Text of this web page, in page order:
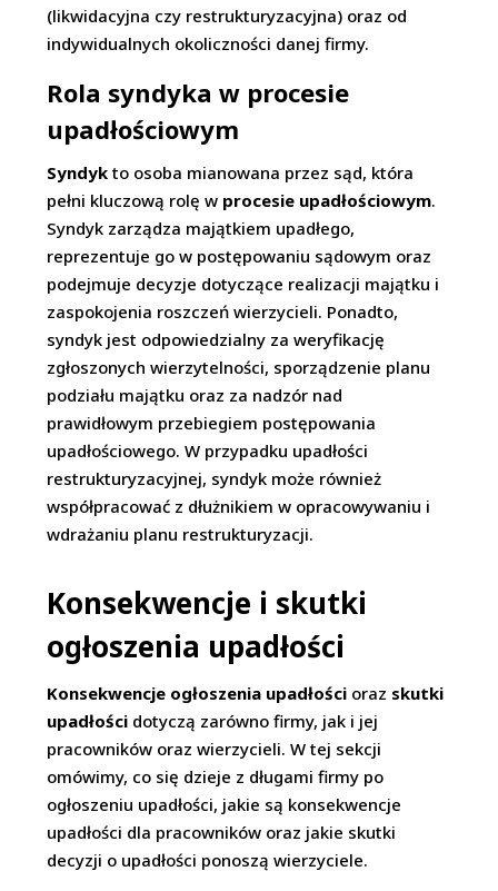
(likwidacyjna czy restrukturyzacyjna) oraz od
indywidualnych okoliczności danej firmy.
Rola syndyka w procesie
upadłościowym
Syndyk to osoba mianowana przez sąd, która
pełni kluczową rolę w procesie upadłościowym.
Syndyk zarządza majątkiem upadłego,
reprezentuje go w postępowaniu sądowym oraz
podejmuje decyzje dotyczące realizacji majątku i
zaspokojenia roszczeń wierzycieli. Ponadto,
syndyk jest odpowiedzialny za weryfikację
zgłoszonych wierzytelności, sporządzenie planu
podziału majątku oraz za nadzór nad
prawidłowym przebiegiem postępowania
upadłościowego. W przypadku upadłości
restrukturyzacyjnej, syndyk może również
współpracować z dłużnikiem w opracowywaniu i
wdrażaniu planu restrukturyzacji.
Konsekwencje i skutki
ogłoszenia upadłości
Konsekwencje ogłoszenia upadłości oraz skutki
upadłości dotyczą zarówno firmy, jak i jej
pracowników oraz wierzycieli. W tej sekcji
omówimy, co się dzieje z długami firmy po
ogłoszeniu upadłości, jakie są konsekwencje
upadłości dla pracowników oraz jakie skutki
decyzji o upadłości ponoszą wierzyciele.